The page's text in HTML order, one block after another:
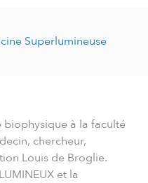
Superlumineuse
biophysique à la faculté
chercheur,
Louis de Broglie.
et la